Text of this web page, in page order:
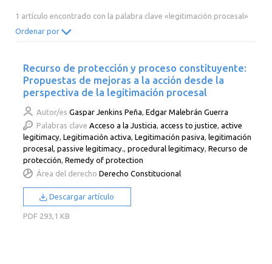
2002 2001 2000
1 artículo encontrado con la palabra clave «legitimación procesal»
Ordenar por
Recurso de protección y proceso constituyente:
Propuestas de mejoras a la acción desde la
perspectiva de la legitimación procesal
Autor/es Gaspar Jenkins Peña ,Edgar Malebrán Guerra
Palabras clave Acceso a la Justicia,access to justice,active
legitimacy,Legitimación activa,Legitimación pasiva, legitimación
procesal,passive legitimacy.,procedural legitimacy,Recurso de
protección,Remedy of protection
Área del derecho Derecho Constitucional
Descargar artículo
PDF 293,1 KB